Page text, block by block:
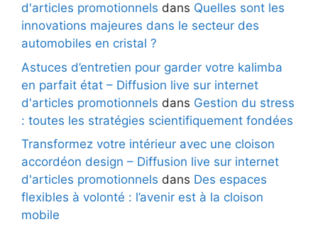
d'articles promotionnels dans Quelles sont les
innovations majeures dans le secteur des
automobiles en cristal ?
Astuces d’entretien pour garder votre kalimba
en parfait état – Diffusion live sur internet
d'articles promotionnels dans Gestion du stress
: toutes les stratégies scientifiquement fondées
Transformez votre intérieur avec une cloison
accordéon design – Diffusion live sur internet
d'articles promotionnels dans Des espaces
flexibles à volonté : l’avenir est à la cloison
mobile